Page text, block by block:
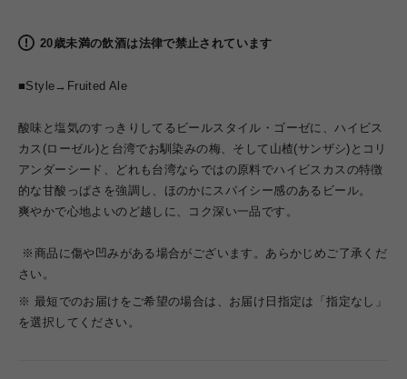
20歳未満の飲酒は法律で禁止されています
■Style→Fruited Ale
酸味と塩気のすっきりしてるビールスタイル・ゴーゼに、ハイビス
カス(ローゼル)と台湾でお馴染みの梅、そして山楂(サンザシ)とコリ
アンダーシード、どれも台湾ならではの原料でハイビスカスの特徴
的な甘酸っぱさを強調し、ほのかにスパイシー感のあるビール。
爽やかで心地よいのど越しに、コク深い一品です。
※商品に傷や凹みがある場合がございます。あらかじめご了承くだ
さい。
※ 最短でのお届けをご希望の場合は、お届け日指定は「指定なし」
を選択してください。